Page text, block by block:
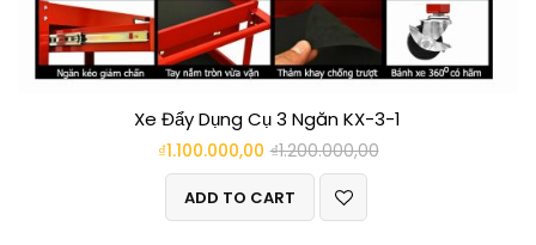
Xe Đẩy Dụng Cụ 3 Ngăn KX-3-1
₫1.100.000,00 ₫1.200.000,00
ADD TO CART